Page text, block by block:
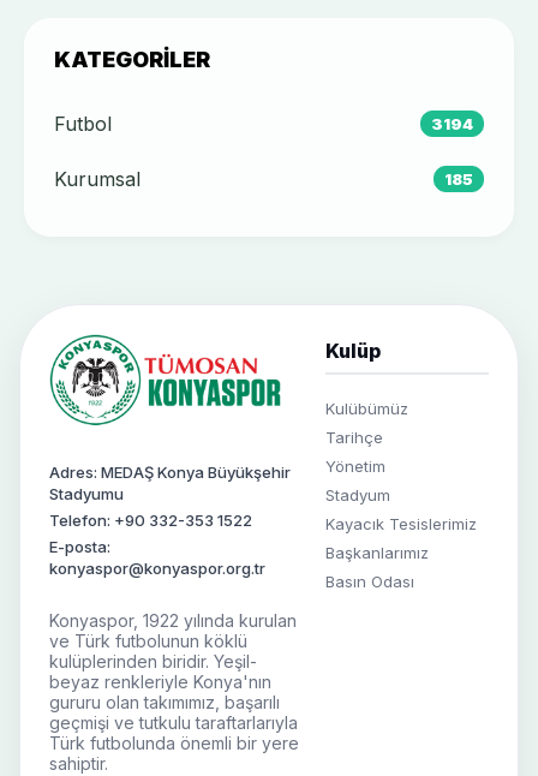
KATEGORILER
Futbol 3194
Kurumsal 185
Adres: MEDAŞ Konya Büyükşehir
Stadyumu
Telefon: +90 332-353 1522
E-posta:
konyaspor@konyaspor.org.tr
Konyaspor, 1922 yılında kurulan
ve Türk futbolunun köklü
kulüplerinden biridir. Yeşil-
beyaz renkleriyle Konya'nın
gururu olan takımımız, başarılı
geçmişi ve tutkulu taraftarlarıyla
Türk futbolunda önemli bir yere
sahiptir.
Kulüp
Kulübümüz
Tarihçe
Yönetim
Stadyum
Kayacık Tesislerimiz
Başkanlarımız
Basın Odası